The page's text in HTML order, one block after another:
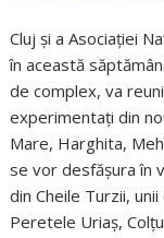
Cluj și a Asociației
în această
de complex, va
experimentați din
Mare, Harghita,
se vor desfășura în
din Cheile Turzii,
Peretele Uriaș,